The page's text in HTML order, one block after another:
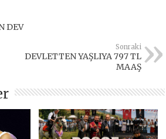
DEV
Sonraki
DEVLETTEN YAŞLIYA 797 TL
MAAŞ